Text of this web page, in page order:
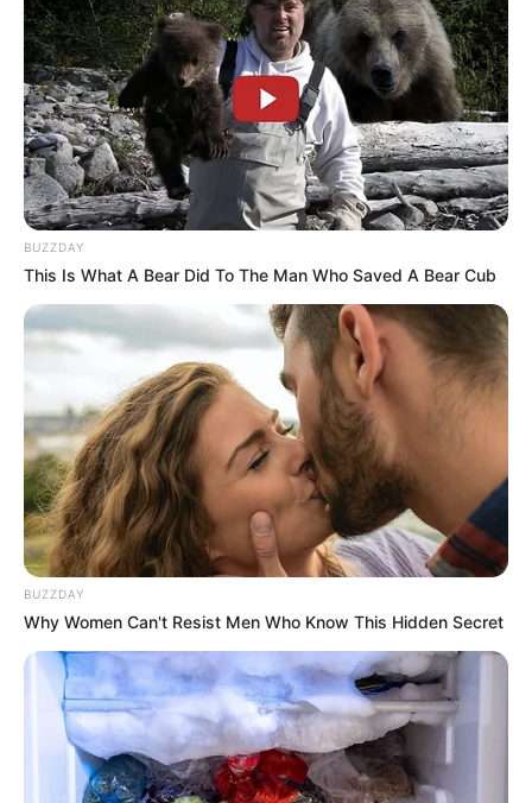
BUZZDAY
This Is What A Bear Did To The Man Who Saved A Bear Cub
BUZZDAY
Why Women Can't Resist Men Who Know This Hidden Secret